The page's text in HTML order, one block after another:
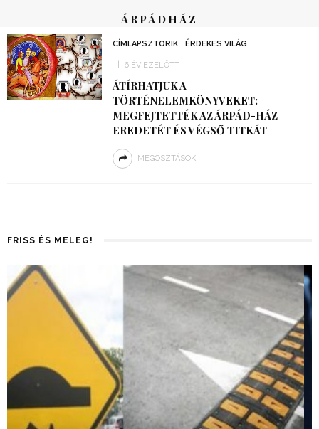
ÁRPÁDHÁZ
CÍMLAPSZTORIK ÉRDEKES VILÁG
6 ÉV EZELŐTT
ÁTÍRHATJUK A
TÖRTÉNELEMKÖNYVEKET:
MEGFEJTETTÉK AZ ÁRPÁD-HÁZ
EREDETÉT ÉS VÉGSŐ TITKÁT
MEGOSZTÁSOK
FRISS ÉS MELEG!